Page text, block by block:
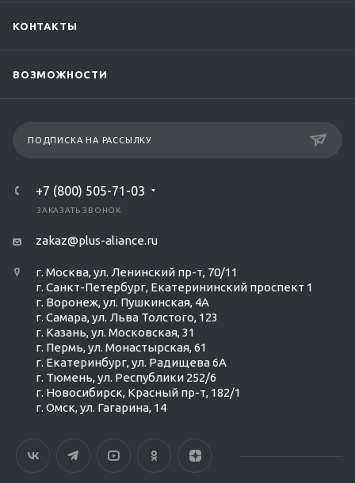
КОНТАКТЫ
ВОЗМОЖНОСТИ
ПОДПИСКА НА РАССЫЛКУ
+7 (800) 505-71-03
ЗАКАЗАТЬ ЗВОНОК
zakaz@plus-aliance.ru
г. Москва, ул. Ленинский пр-т, 70/11
г. Санкт-Петербург, Екатерининский проспект 1
г. Воронеж, ул. Пушкинская, 4А
г. Самара, ул. Льва Толстого, 123
г. Казань, ул. Московская, 31
г. Пермь, ул. Монастырская, 61
г. Екатеринбург, ул. Радищева 6А
г. Тюмень, ул. Республики 252/6
г. Новосибирск, Красный пр-т, 182/1
г. Омск, ул. ​Гагарина, 14